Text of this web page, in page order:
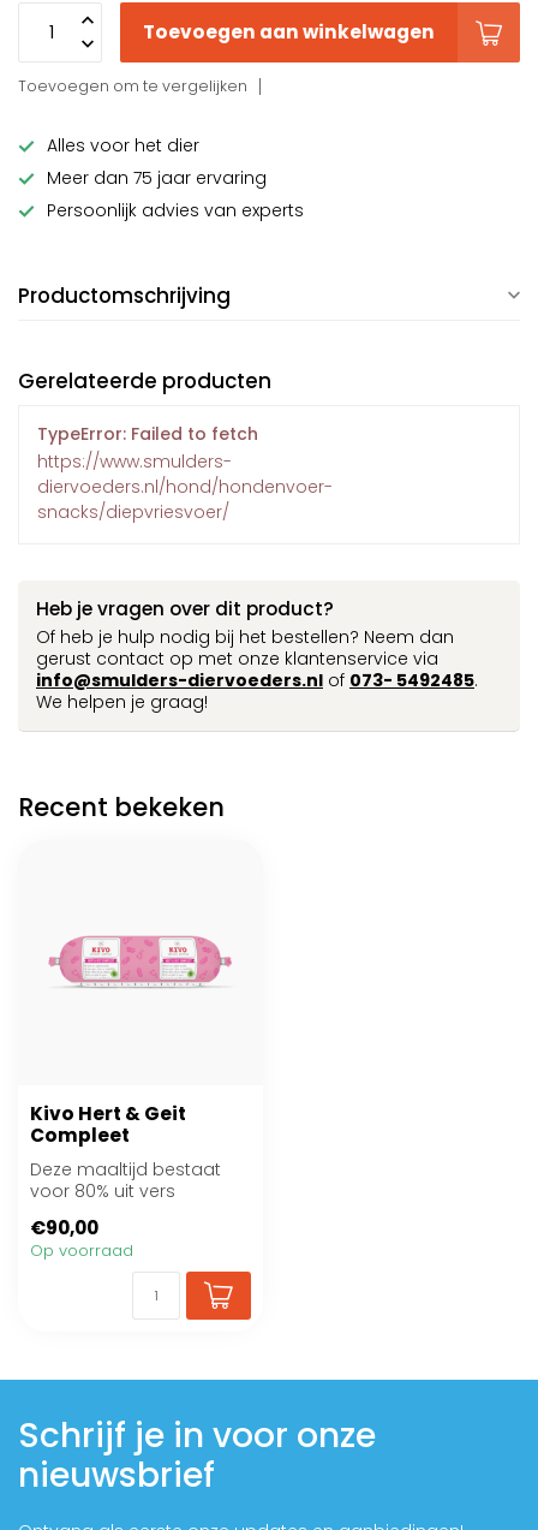
Toevoegen aan winkelwagen
Toevoegen om te vergelijken
Alles voor het dier
Meer dan 75 jaar ervaring
Persoonlijk advies van experts
Productomschrijving
Gerelateerde producten
TypeError: Failed to fetch
https://www.smulders-
diervoeders.nl/hond/hondenvoer-
snacks/diepvriesvoer/
Heb je vragen over dit product?
Of heb je hulp nodig bij het bestellen? Neem dan
gerust contact op met onze klantenservice via
info@smulders-diervoeders.nl of 073- 5492485.
We helpen je graag!
Recent bekeken
Kivo Hert & Geit
Compleet
Deze maaltijd bestaat
voor 80% uit vers
uit vers geitenv...
€90,00
Op voorraad
Schrijf je in voor onze
nieuwsbrief